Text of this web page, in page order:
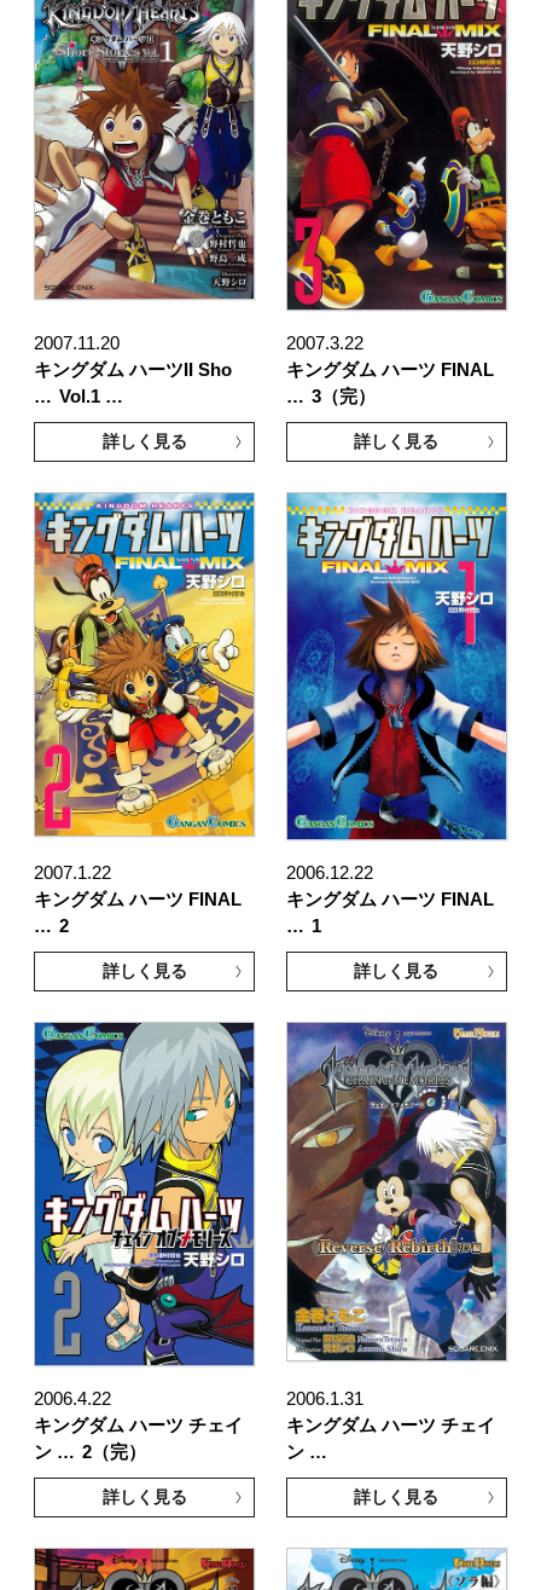
2007.11.20
キングダム ハーツII Sho
… Vol.1 …
詳しく見る
2007.3.22
キングダム ハーツ FINAL
… 3（完）
詳しく見る
2007.1.22
キングダム ハーツ FINAL
… 2
詳しく見る
2006.12.22
キングダム ハーツ FINAL
… 1
詳しく見る
2006.4.22
キングダム ハーツ チェイ
ン … 2（完）
詳しく見る
2006.1.31
キングダム ハーツ チェイ
ン …
詳しく見る